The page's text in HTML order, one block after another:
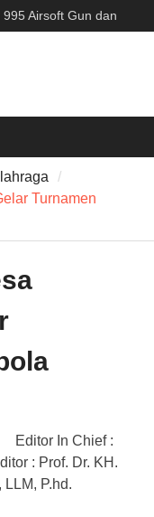
995 Airsoft Gun dan
di Sekolah Kebayoran
Turnamen
In Chief :
: Prof. Dr. KH.
P.hd.